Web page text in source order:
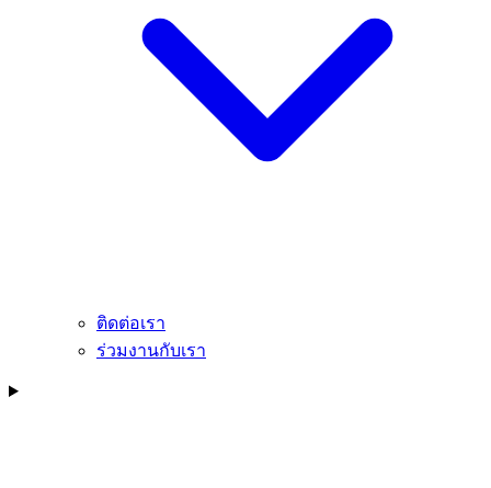
ติดต่อเรา
ร่วมงานกับเรา